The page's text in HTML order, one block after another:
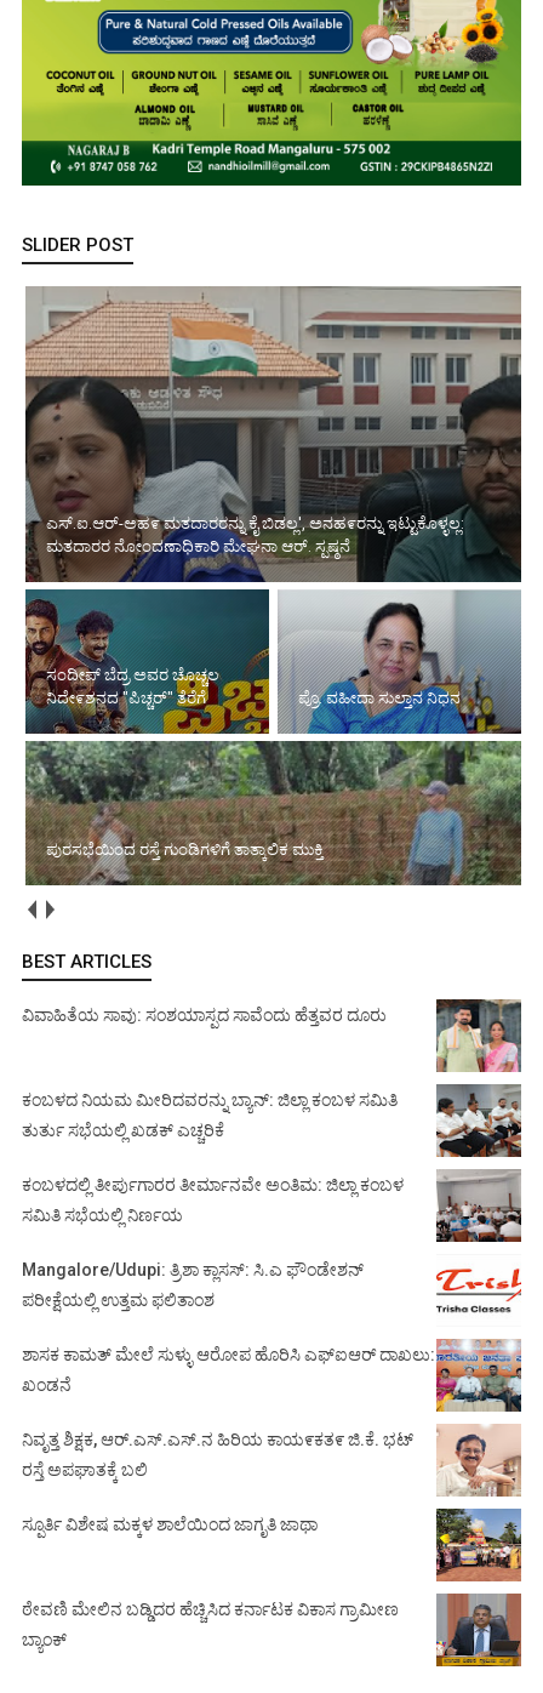
SLIDER POST
ಎಸ್.ಐ.ಆರ್-ಅಹ೯ ಮತದಾರರನ್ನು ಕೈ ಬಿಡಲ್ಲ', ಅನಹ೯ರನ್ನು ಇಟ್ಟುಕೊಳ್ಳಲ್ಲ:
ಮತದಾರರ ನೋಂದಣಾಧಿಕಾರಿ ಮೇಘನಾ ಆರ್. ಸ್ಪಷ್ಠನೆ
ಸಂದೀಪ್ ಬೆದ್ರ ಅವರ ಚೊಚ್ಚಲ
ನಿದೇ೯ಶನದ "ಪಿಚ್ಚರ್" ತೆರೆಗೆ
ಪ್ರೊ. ವಹೀದಾ ಸುಲ್ತಾನ ನಿಧನ
ಪುರಸಭೆಯಿಂದ ರಸ್ತೆ ಗುಂಡಿಗಳಿಗೆ ತಾತ್ಕಾಲಿಕ ಮುಕ್ತಿ
BEST ARTICLES
ವಿವಾಹಿತೆಯ ಸಾವು: ಸಂಶಯಾಸ್ಪದ ಸಾವೆಂದು ಹೆತ್ತವರ ದೂರು
ಕಂಬಳದ ನಿಯಮ ಮೀರಿದವರನ್ನು ಬ್ಯಾನ್: ಜಿಲ್ಲಾ ಕಂಬಳ ಸಮಿತಿ
ತುರ್ತು ಸಭೆಯಲ್ಲಿ ಖಡಕ್ ಎಚ್ಚರಿಕೆ
ಕಂಬಳದಲ್ಲಿ ತೀರ್ಪುಗಾರರ ತೀರ್ಮಾನವೇ ಅಂತಿಮ: ಜಿಲ್ಲಾ ಕಂಬಳ
ಸಮಿತಿ ಸಭೆಯಲ್ಲಿ ನಿರ್ಣಯ
Mangalore/Udupi: ತ್ರಿಶಾ ಕ್ಲಾಸಸ್: ಸಿ.ಎ ಫೌಂಡೇಶನ್
ಪರೀಕ್ಷೆಯಲ್ಲಿ ಉತ್ತಮ ಫಲಿತಾಂಶ
ಶಾಸಕ ಕಾಮತ್ ಮೇಲೆ ಸುಳ್ಳು ಆರೋಪ ಹೊರಿಸಿ ಎಫ್‌ಐಆರ್ ದಾಖಲು:
ಖಂಡನೆ
ನಿವೃತ್ತ ಶಿಕ್ಷಕ, ಆರ್.ಎಸ್.ಎಸ್.ನ ಹಿರಿಯ ಕಾಯ೯ಕತ೯ ಜಿ.ಕೆ. ಭಟ್
ರಸ್ತೆ ಅಪಘಾತಕ್ಕೆ ಬಲಿ
ಸ್ಪೂರ್ತಿ ವಿಶೇಷ ಮಕ್ಕಳ ಶಾಲೆಯಿಂದ ಜಾಗೃತಿ ಜಾಥಾ
ಠೇವಣಿ ಮೇಲಿನ ಬಡ್ಡಿದರ ಹೆಚ್ಚಿಸಿದ ಕರ್ನಾಟಕ ವಿಕಾಸ ಗ್ರಾಮೀಣ
ಬ್ಯಾಂಕ್